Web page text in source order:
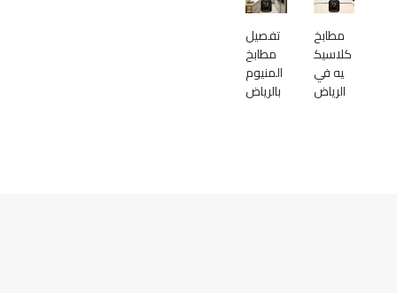
مطابخ
كلاسيك
يه في
الرياض
تفصيل
مطابخ
المنيوم
بالرياض